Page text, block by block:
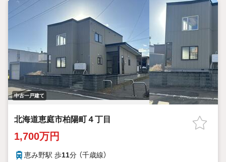
中古一戸建て
北海道恵庭市柏陽町４丁目
1,700万円
恵み野駅 歩11分 （千歳線）